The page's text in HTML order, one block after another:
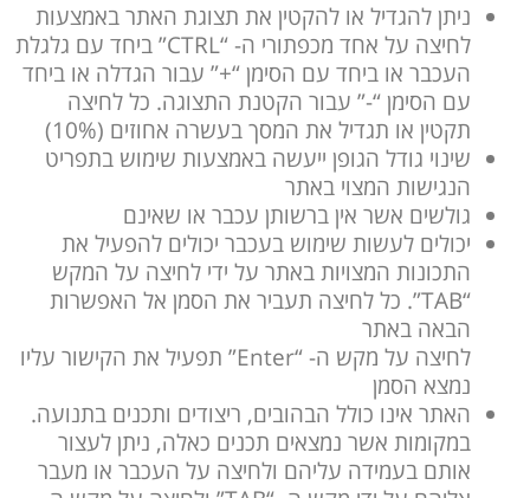
ניתן להגדיל או להקטין את תצוגת האתר באמצעות
לחיצה על אחד מכפתורי ה- “CTRL” ביחד עם גלגלת
העכבר או ביחד עם הסימן “+” עבור הגדלה או ביחד
עם הסימן “-” עבור הקטנת התצוגה. כל לחיצה
תקטין או תגדיל את המסך בעשרה אחוזים (10%)
שינוי גודל הגופן ייעשה באמצעות שימוש בתפריט
הנגישות המצוי באתר
גולשים אשר אין ברשותן עכבר או שאינם
יכולים לעשות שימוש בעכבר יכולים להפעיל את
התכונות המצויות באתר על ידי לחיצה על המקש
“TAB”. כל לחיצה תעביר את הסמן אל האפשרות
הבאה באתר
לחיצה על מקש ה- “Enter” תפעיל את הקישור עליו
נמצא הסמן
האתר אינו כולל הבהובים, ריצודים ותכנים בתנועה.
במקומות אשר נמצאים תכנים כאלה, ניתן לעצור
אותם בעמידה עליהם ולחיצה על העכבר או מעבר